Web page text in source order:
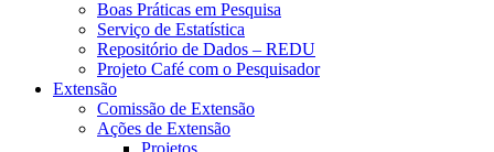
Boas Práticas em Pesquisa
Serviço de Estatística
Repositório de Dados – REDU
Projeto Café com o Pesquisador
Extensão
Comissão de Extensão
Ações de Extensão
Projetos